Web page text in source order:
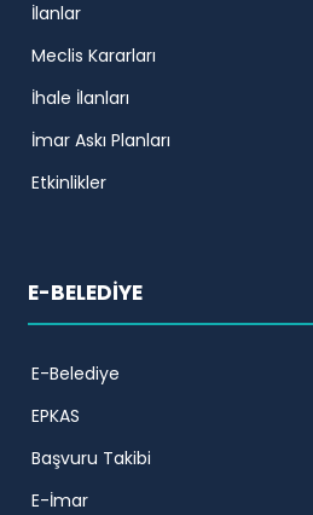
İlanlar
Meclis Kararları
İhale İlanları
İmar Askı Planları
Etkinlikler
E-BELEDİYE
E-Belediye
EPKAS
Başvuru Takibi
E-İmar